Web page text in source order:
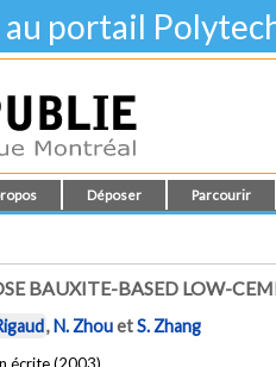
au portail
Déposer Parcourir
BAUXITE-BASED LOW-
,N. ZhouetS. Zhang
écrite (2003)